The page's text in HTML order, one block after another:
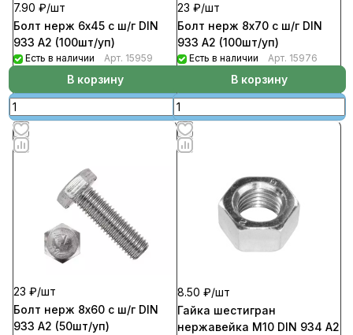
7.90 ₽/шт
Болт нерж 6х45 с ш/г DIN
933 А2 (100шт/уп)
Есть в наличии Арт. 15959
В корзину
23 ₽/шт
Болт нерж 8х70 с ш/г DIN
933 А2 (100шт/уп)
Есть в наличии Арт. 15976
В корзину
23 ₽/шт
Болт нерж 8х60 с ш/г DIN
933 А2 (50шт/уп)
8.50 ₽/шт
Гайка шестигран
нержавейка М10 DIN 934 А2